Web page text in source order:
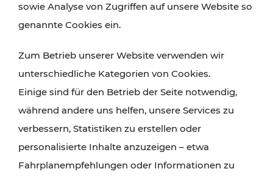
Wien, Niederösterreich und das Burgenland
Wanderungen, Kultur und Gastronomie,
Radtouren oder purer Naturgenuss – viele
Attraktionen sind mit den Ticket- und Fahrplan-
Angeboten des VOR gut und schnell erreichbar.
sowie Analyse von Zugriffen auf unsere Website so
genannte Cookies ein.
Zum Betrieb unserer Website verwenden wir
unterschiedliche Kategorien von Cookies.
Einige sind für den Betrieb der Seite notwendig,
während andere uns helfen, unsere Services zu
verbessern, Statistiken zu erstellen oder
personalisierte Inhalte anzuzeigen – etwa
Fahrplanempfehlungen oder Informationen zu